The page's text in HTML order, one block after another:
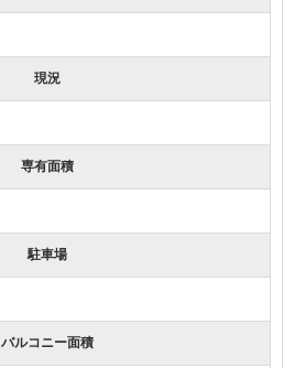
現況
専有面積
駐車場
バルコニー面積